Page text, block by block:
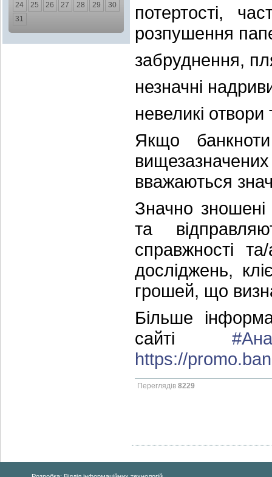
24
25 26 27 28 29
30
31
потертості,
розпушення
забруднення,
незначні
невеликі отвори
Якщо
вважаються
Значно
та
справжності
досліджень,
грошей, що
Більше
сайті
https://
Переглядів 8229